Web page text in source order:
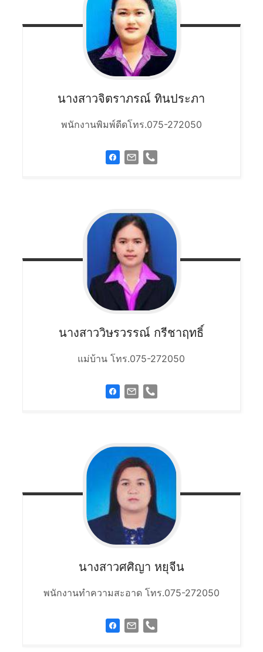
นางสาวจิตราภรณ์ ทินประภา
พนักงานพิมพ์ดีดโทร.075-272050
นางสาววิษรวรรณ์ กรีชาฤทธิ์
แม่บ้าน โทร.075-272050
นางสาวศศิญา หยุจีน
พนักงานทำความสะอาด โทร.075-272050